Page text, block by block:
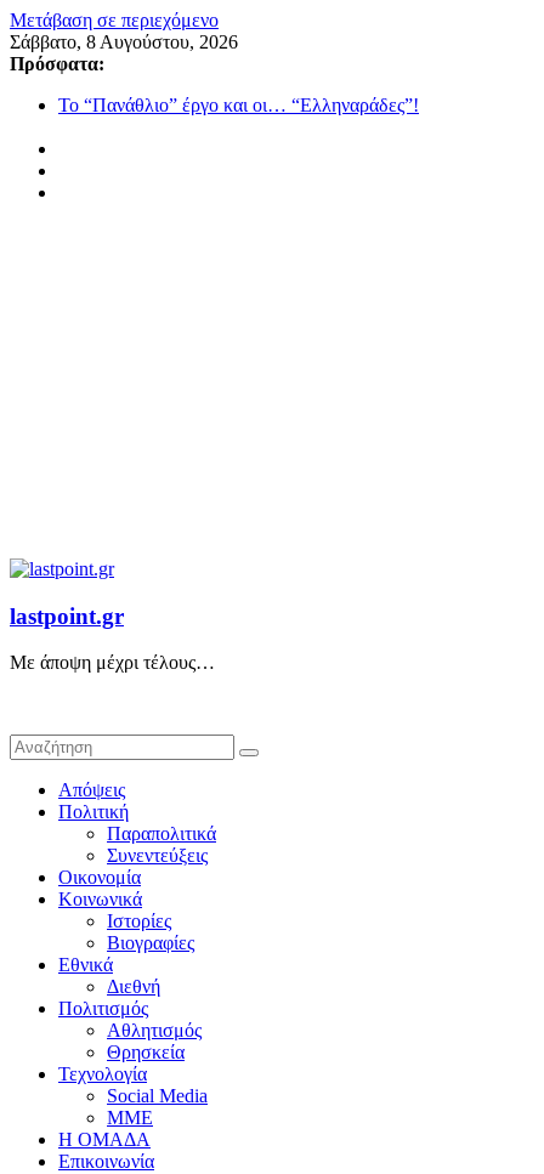
Μετάβαση σε περιεχόμενο
Σάββατο, 8 Αυγούστου, 2026
Πρόσφατα:
Το “Πανάθλιο” έργο και οι… “Ελληναράδες”!
lastpoint.gr
Με άποψη μέχρι τέλους…
Απόψεις
Πολιτική
Παραπολιτικά
Συνεντεύξεις
Οικονομία
Κοινωνικά
Ιστορίες
Βιογραφίες
Εθνικά
Διεθνή
Πολιτισμός
Αθλητισμός
Θρησκεία
Τεχνολογία
Social Media
ΜΜΕ
Η ΟΜΑΔΑ
Επικοινωνία